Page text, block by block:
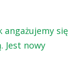
angażujemy się
Jest nowy